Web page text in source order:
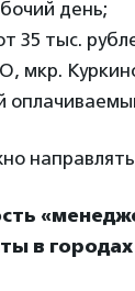
день;
35 тыс.
мкр.
в